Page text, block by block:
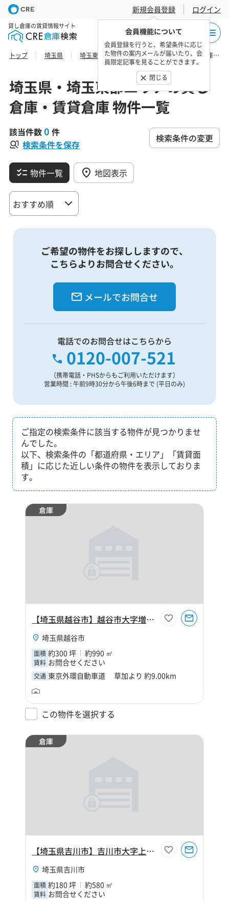
新規会員登録
会員機能について
会員登録を行うと、希望条件に応じ
た物件の案内メールが届いたり、会
員限定記事を見ることができます。
閉じる
ログイン
貸し倉庫の賃貸情報サイト
トップ 埼玉県 埼玉東部エリア 北葛飾郡松伏町の貸し倉庫・賃貸倉庫 物件一覧
埼玉県・埼玉東部エリアの貸し
倉庫・賃貸倉庫 物件一覧
該当件数0 件
検索条件を保存
検索条件の変更
物件一覧 地図表示
ご希望の物件をお探ししますので、
こちらよりお問合せください。
メールでお問合せ
電話でのお問合せはこちらから
0120-007-521
（携帯電話・PHSからもご利用いただけます）
営業時間 : 午前9時30分から午後6時まで (平日のみ)
ご指定の検索条件に該当する物件が見つかりませ
んでした。
以下、検索条件の「都道府県・エリア」「賃貸面
積」に応じた近しい条件の物件を表示しておりま
す。
倉庫
【埼玉県越谷市】越谷市大字増林300坪倉庫
埼玉県越谷市
面積 約300 坪 約990 ㎡
賃料 お問合せください
交通 東京外環自動車道 草加より 約9.00km
この物件を選択する
倉庫
【埼玉県吉川市】吉川市大字上内川180坪倉庫
埼玉県吉川市
面積 約180 坪 約580 ㎡
賃料 お問合せください